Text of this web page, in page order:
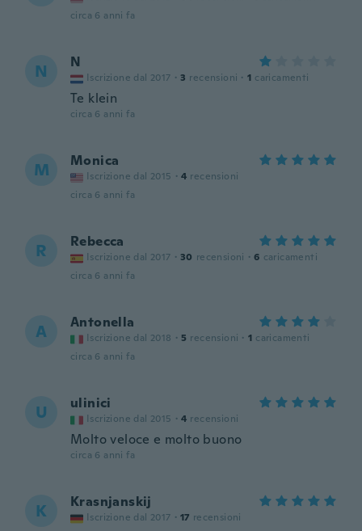
circa 6 anni fa
N N
Iscrizione dal 2017 · 3 recensioni · 1 caricamenti
Te klein
circa 6 anni fa
M Monica
Iscrizione dal 2015 · 4 recensioni
circa 6 anni fa
R Rebecca
Iscrizione dal 2017 · 30 recensioni · 6 caricamenti
circa 6 anni fa
A Antonella
Iscrizione dal 2018 · 5 recensioni · 1 caricamenti
circa 6 anni fa
U ulinici
Iscrizione dal 2015 · 4 recensioni
Molto veloce e molto buono
circa 6 anni fa
K Krasnjanskij
Iscrizione dal 2017 · 17 recensioni